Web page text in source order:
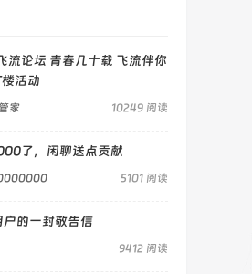
流论坛 青春几十载 飞流伴你
活动
10249 阅读
家
了，闲聊送点贡献
5101 阅读
户的一封敬告信
9412 阅读